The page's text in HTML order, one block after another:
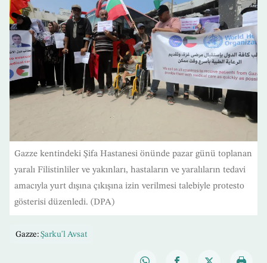
Gazze kentindeki Şifa Hastanesi önünde pazar günü toplanan
yaralı Filistinliler ve yakınları, hastaların ve yaralıların tedavi
amacıyla yurt dışına çıkışına izin verilmesi talebiyle protesto
gösterisi düzenledi. (DPA)
Gazze: Şarku'l Avsat